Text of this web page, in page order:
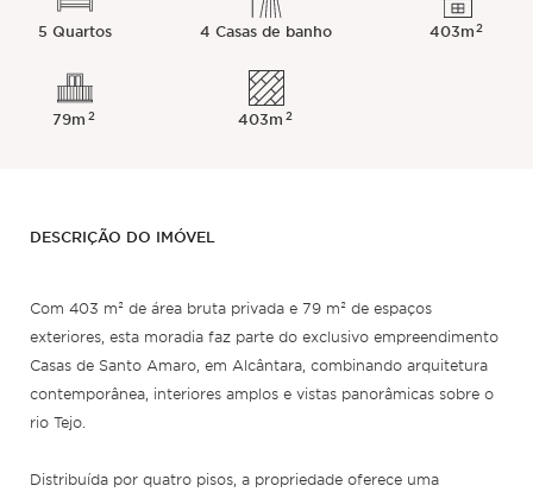
5 Quartos 4 Casas de banho 403m2
79m2 403m2
DESCRIÇÃO DO IMÓVEL
Com 403 m² de área bruta privada e 79 m² de espaços
exteriores, esta moradia faz parte do exclusivo empreendimento
Casas de Santo Amaro, em Alcântara, combinando arquitetura
contemporânea, interiores amplos e vistas panorâmicas sobre o
rio Tejo.
Distribuída por quatro pisos, a propriedade oferece uma